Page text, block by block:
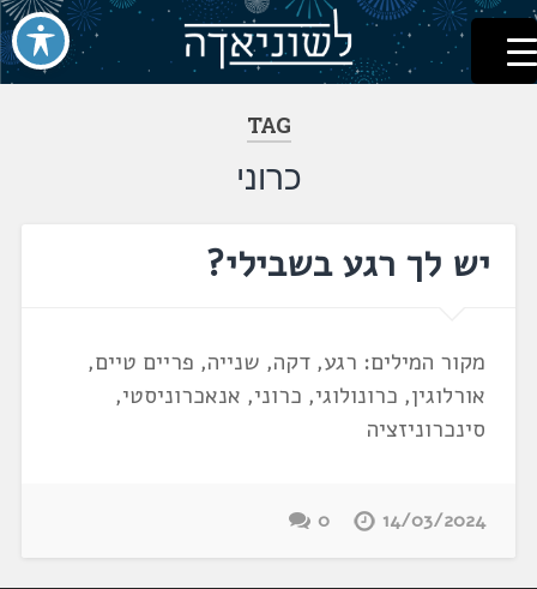
דלג
לתוכן
לשוניאדה
עברית. לשון. שפה
TAG
כרוני
יש לך רגע בשבילי?
מקור המילים: רגע, דקה, שנייה, פריים טיים,
אורלוגין, כרונולוגי, כרוני, אנאכרוניסטי,
סינכרוניזציה
14/03/2024
0